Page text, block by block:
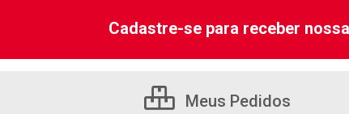
Cadastre-se para receber
Meus Pedidos